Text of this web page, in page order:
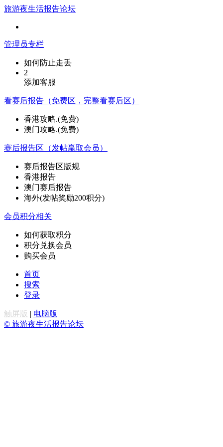
旅游夜生活报告论坛
管理员专栏
如何防止走丢
2
添加客服
看赛后报告（免费区，完整看赛后区）
香港攻略.(免费)
澳门攻略.(免费)
赛后报告区（发帖赢取会员）
赛后报告区版规
香港报告
澳门赛后报告
海外(发帖奖励200积分)
会员积分相关
如何获取积分
积分兑换会员
购买会员
首页
搜索
登录
触屏版 | 电脑版
© 旅游夜生活报告论坛